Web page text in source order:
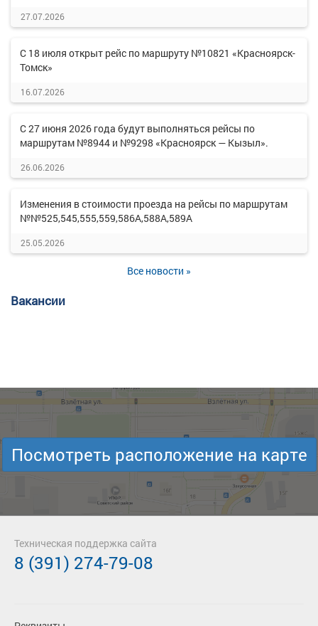
27.07.2026
С 18 июля открыт рейс по маршруту №10821 «Красноярск-
Томск»
16.07.2026
С 27 июня 2026 года будут выполняться рейсы по
маршрутам №8944 и №9298 «Красноярск — Кызыл».
26.06.2026
Изменения в стоимости проезда на рейсы по маршрутам
№№525,545,555,559,586А,588А,589А
25.05.2026
Все новости »
Вакансии
Посмотреть расположение на карте
Техническая поддержка сайта
8 (391) 274-79-08